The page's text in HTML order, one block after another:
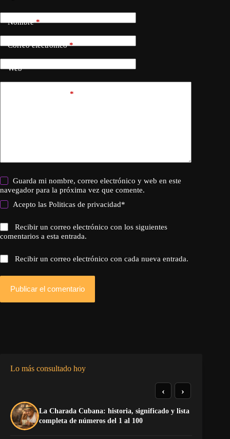
Nombre*
Correo electrónico*
Web
*
Guarda mi nombre, correo electrónico y web en este
navegador para la próxima vez que comente.
Acepto lasPoliticas de privacidad*
Recibir un correo electrónico con los siguientes
comentarios a esta entrada.
Recibir un correo electrónico con cada nueva entrada.
Publicar el comentario
Lo más consultado hoy
La Charada Cubana: historia, significado y lista
completa de números del 1 al 100
‹ ›